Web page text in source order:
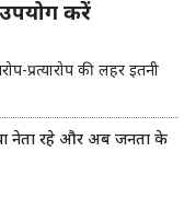
करें
प्रत्यारोप की लहर इतनी
नेता रहे और अब जनता के